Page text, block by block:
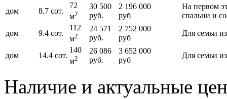
дом 8.7 сот.
72
м2
30 500
руб.
2 196 000
руб
На первом
спальни и
дом 9.4 сот.
112
м2
24 571
руб.
2 752 000
руб
Для семьи
дом 14.4 сот.
140
м2
26 086
руб.
3 652 000
руб
Для семьи
Наличие и актуальные